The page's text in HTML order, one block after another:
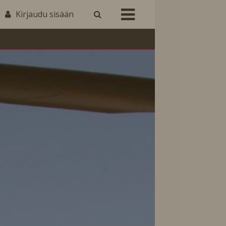
Kirjaudu sisään